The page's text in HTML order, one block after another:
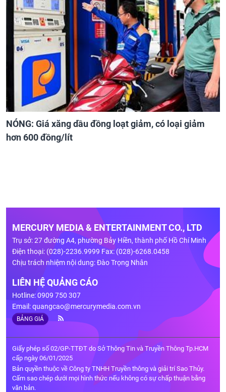
NÓNG: Giá xăng dầu đồng loạt giảm, có loại giảm
hơn 600 đồng/lít
MERCURY MEDIA & ENTERTAINMENT CO., LTD
Trụ sở: 27 đường A4, phường Bảy Hiền, thành phố Hồ Chí Minh
Điện thoại: (028)-2236.9999 Fax: (028)-6268.0458
Chịu trách nhiệm nội dung: Đào Trọng Nhân
LIÊN HỆ QUẢNG CÁO
Hotline: 0909 750 307
Email:quangcao@mercurymedia.com.vn
BẢNG GIÁ
Giấy phép số 02/GP-TTĐT do Sở Thông Tin và Truyền Thông Tp.HCM
cấp ngày 06/01/2025
Bản quyền thuộc về Công ty TNHH Truyền thông và giải trí Sao Thủy.
Cấm sao chép dưới mọi hình thức nếu không có sự chấp thuận bằng
văn bản.